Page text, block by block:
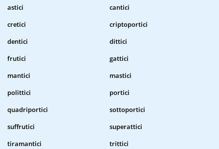
astici
cantici
cretici
criptoportici
dentici
dittici
frutici
gattici
mantici
mastici
polittici
portici
quadriportici
sottoportici
suffrutici
superattici
tiramantici
trittici